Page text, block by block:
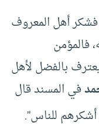
فشكر أهل المعروف
فالمؤمن
بالفضل لأهل
في المسند قال
للناس”.